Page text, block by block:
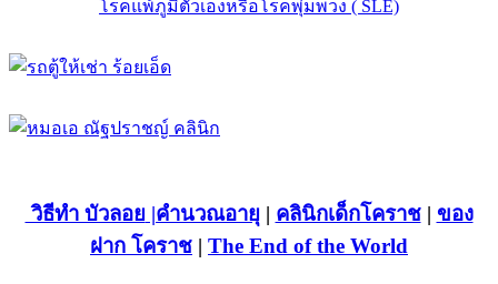
วิธีทำ บัวลอย |คำนวณอายุ | คลินิกเด็กโคราช| ของ
ฝาก โคราช | The End of the World